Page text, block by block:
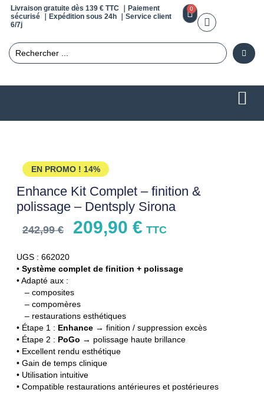
Livraison gratuite dès 139 € TTC ｜Paiement
sécurisé ｜Expédition sous 24h ｜Service client
6/7j
0
EN PROMO ! 14%
Enhance Kit Complet – finition &
polissage – Dentsply Sirona
242,99€ 209,90 € TTC
UGS : 662020
• Système complet de finition + polissage
• Adapté aux :
– composites
– compomères
– restaurations esthétiques
• Étape 1 : Enhance→ finition / suppression excès
• Étape 2 : PoGo → polissage haute brillance
• Excellent rendu esthétique
• Gain de temps clinique
• Utilisation intuitive
• Compatible restaurations antérieures et postérieures